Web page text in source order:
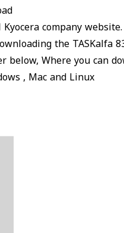
company
the TASKalfa
Where you can
, Mac and Linux